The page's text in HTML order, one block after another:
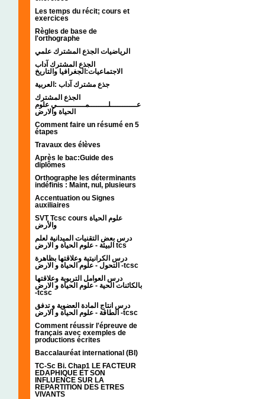
Les temps du récit; cours et
exercices
Règles de base de
l'orthographe
الرياضيات الجذع المشترك علمي
الجذع المشترك آداب
الاجتماعيات:الجغرافيا والتاريخ
جذع مشترك آداب :العربية
الجذع المشترك
عـــــــــــلــــــــمــــــــــــي علوم
الحياة والارض
Comment faire un résumé en 5
étapes
Travaux des élèves
Après le bac:Guide des
diplômes
Orthographe les déterminants
indéfinis : Maint, nul, plusieurs
Accentuation ou Signes
auxiliaires
SVT Tcsc cours علوم الحياة
والأرض
درس بعض التقنيات الميدانية لعلم
البيئة - علوم الحياة و الارض tcs
درس الكرانيتية وعلاقتها بظاهرة
التحول - علوم الحياة و الارض -tcsc
درس العوامل التربوية وعلاقتها
بالكائنات الحية - علوم الحياة و الارض
-tcsc
درس انتاج المادة العضوية و تدفق
الطاقة - علوم الحياة و الارض -tcsc
Comment réussir l'épreuve de
français avec exemples de
productions écrites
Baccalauréat international (BI)
TC-Sc Bi. Chap1 LE FACTEUR
EDAPHIQUE ET SON
INFLUENCE SUR LA
REPARTITION DES ETRES
VIVANTS